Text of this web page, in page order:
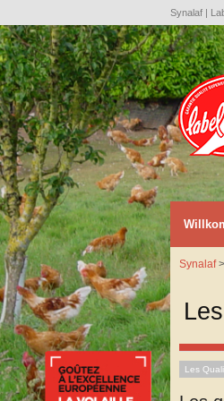
Synalaf |
Synalaf>
Les